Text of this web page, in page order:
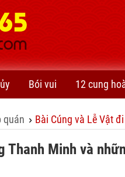
Bói vui 12 cung
quán › Bài Cúng và Lễ Vật
Thanh Minh và